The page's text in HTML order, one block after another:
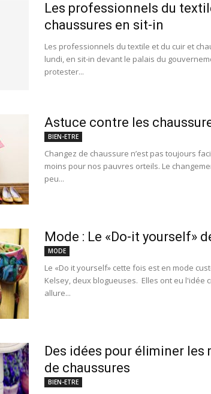
Les professionnels du
chaussures en sit-in
Les professionnels du textile et du cuir et
lundi, en sit-in devant le palais du
protester...
Astuce contre les
BIEN-ETRE
Changez de chaussure n’est pas toujours
moins pour nos pauvres orteils. Le
peu...
Mode : Le «Do-it yourself»
MODE
Le «Do it yourself» cette fois est en mode
Kelsey, deux blogueuses. Elles ont eu l'idée
allure...
Des idées pour éliminer les
de chaussures
BIEN-ETRE